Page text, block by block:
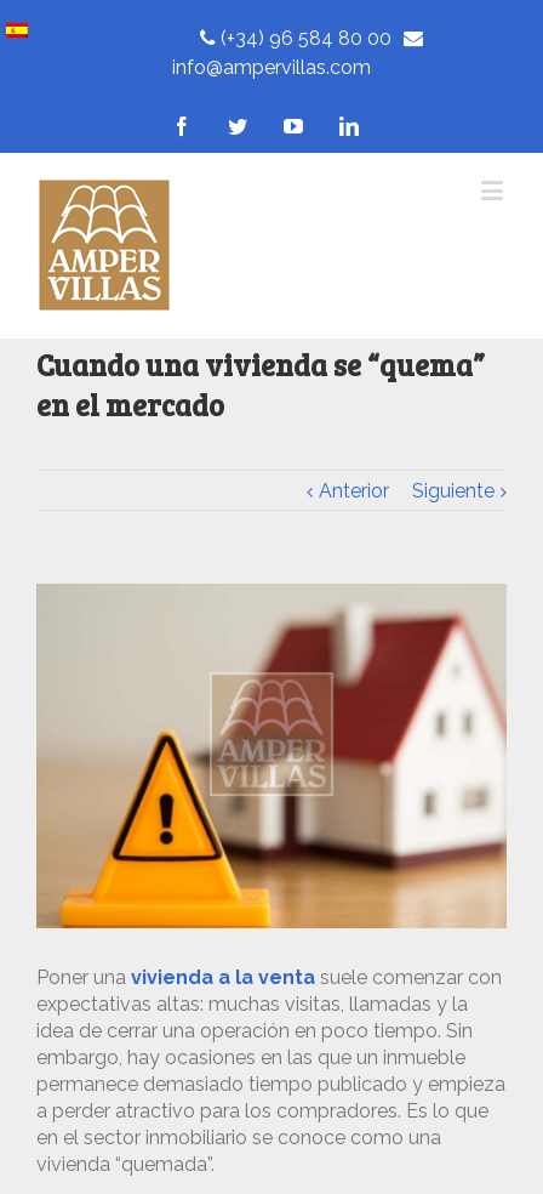
(+34) 96 584 80 00
info@ampervillas.com
Cuando una vivienda se “quema”
en el mercado
Anterior Siguiente
Poner una vivienda a la venta suele comenzar con
expectativas altas: muchas visitas, llamadas y la
idea de cerrar una operación en poco tiempo. Sin
embargo, hay ocasiones en las que un inmueble
permanece demasiado tiempo publicado y empieza
a perder atractivo para los compradores. Es lo que
en el sector inmobiliario se conoce como una
vivienda “quemada”.